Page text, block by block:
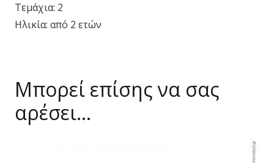
Τεμάχια: 2
Ηλικία: από 2 ετών
Μπορεί επίσης να σας
αρέσει…